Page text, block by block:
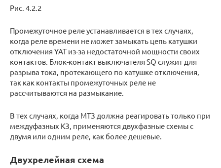
Рис. 4.2.2
Промежуточное реле устанавливается в тех случаях,
когда реле времени не может замыкать цепь катушки
отключения YAT из-за недостаточной мощности своих
контактов. Блок-контакт выключателя SQ служит для
разрыва тока, протекающего по катушке отключения,
так как контакты промежуточных реле не
рассчитываются на размыкание.
В тех случаях, когда МТЗ должна реагировать только при
междуфазных КЗ, применяются двухфазные схемы с
двумя или одним реле, как более дешевые.
Двухрелейная схема